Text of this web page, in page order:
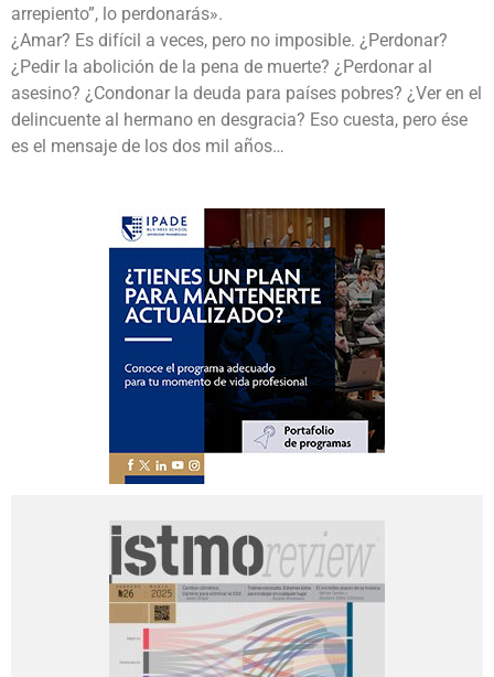
arrepiento”, lo perdonarás».
¿Amar? Es difícil a veces, pero no imposible. ¿Perdonar?
¿Pedir la abolición de la pena de muerte? ¿Perdonar al
asesino? ¿Condonar la deuda para países pobres? ¿Ver en el
delincuente al hermano en desgracia? Eso cuesta, pero ése
es el mensaje de los dos mil años…